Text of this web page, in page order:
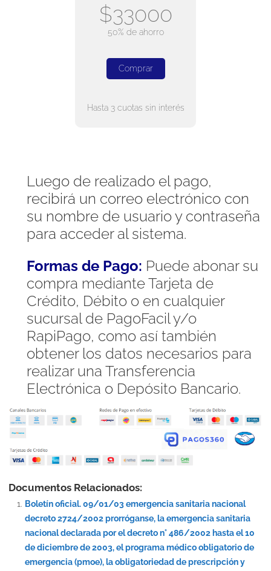
$33000
50% de ahorro
Comprar
Hasta 3 cuotas sin interés
Luego de realizado el pago,
recibirá un correo electrónico con
su nombre de usuario y contraseña
para acceder al sistema.
Formas de Pago: Puede abonar su
compra mediante Tarjeta de
Crédito, Débito o en cualquier
sucursal de PagoFacil y/o
RapiPago, como así también
obtener los datos necesarios para
realizar una Transferencia
Electrónica o Depósito Bancario.
Documentos Relacionados:
Boletín oficial. 09/01/03 emergencia sanitaria nacional
decreto 2724/2002 prorróganse, la emergencia sanitaria
nacional declarada por el decreto n° 486/2002 hasta el 10
de diciembre de 2003, el programa médico obligatorio de
emergencia (pmoe), la obligatoriedad de prescripción y